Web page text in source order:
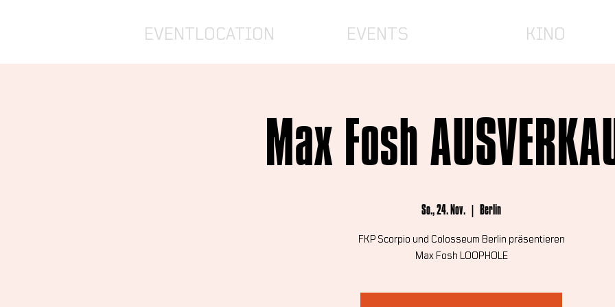
EVENTLOCATION EVENTS KINO
Max Fosh
So., 24. Nov.
  |
Berlin
FKP Scorpio und Colosseum Berlin präsentieren
Max Fosh LOOPHOLE